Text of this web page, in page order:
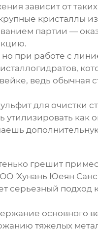
зависит от
кристаллы
партии —
но при работе с
ведь обычная
для очистки
как
грешит
'Хунань Юеян
серьезный подход
основного
тяжелых